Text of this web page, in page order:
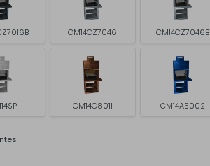
CM14CZ7046 CM14CZ7046B
CM14C8011 CM14A5002